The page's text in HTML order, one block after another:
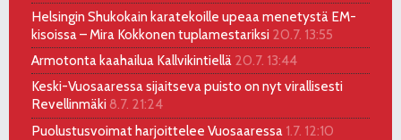
Helsingin Shukokain karatekoille upeaa menetystä EM-
kisoissa – Mira Kokkonen tuplamestariksi 20.7. 13:55
Armotonta kaahailua Kallvikintiellä 20.7. 13:44
Keski-Vuosaaressa sijaitseva puisto on nyt virallisesti
Revellinmäki 8.7. 21:24
Puolustusvoimat harjoittelee Vuosaaressa 1.7. 12:10